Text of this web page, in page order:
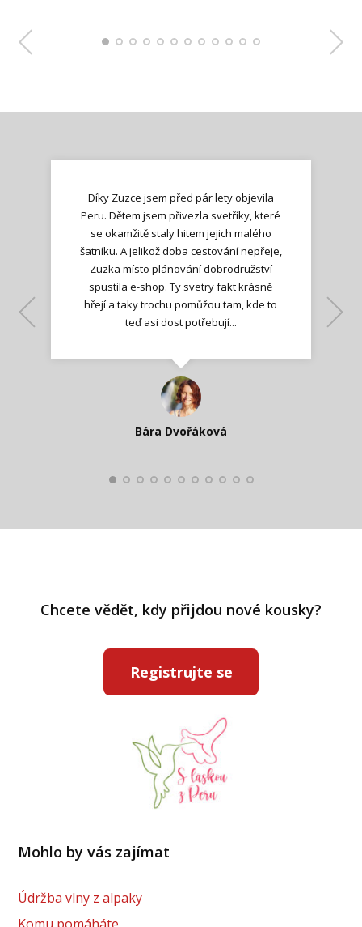
Díky Zuzce jsem před pár lety objevila
Peru. Dětem jsem přivezla svetříky, které
se okamžitě staly hitem jejich malého
šatníku. A jelikož doba cestování nepřeje,
Zuzka místo plánování dobrodružství
spustila e-shop. Ty svetry fakt krásně
hřejí a taky trochu pomůžou tam, kde to
teď asi dost potřebují...
Bára Dvořáková
Jana T.
Kateřina Veleta Štěpánová
Ilona M.
Lenka K.
Nadšená zpráva
Katka Perháčová
Smolková
Lenka K.
Chcete vědět, kdy přijdou nové kousky?
Registrujte se
Mohlo by vás zajímat
Údržba vlny z alpaky